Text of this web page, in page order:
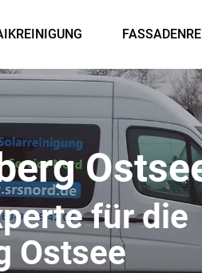
für die
Ostsee